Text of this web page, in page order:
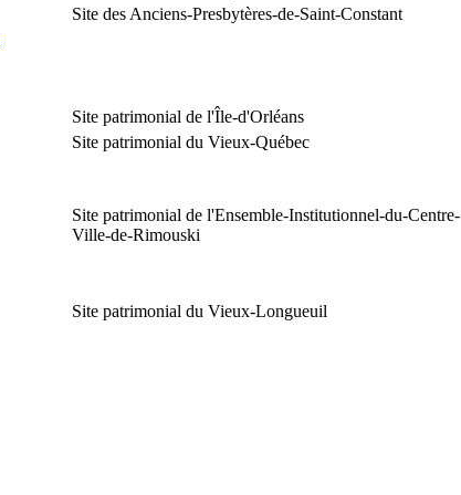
Site des Anciens-Presbytères-de-Saint-Constant
Site patrimonial de l'Île-d'Orléans
Site patrimonial du Vieux-Québec
Site patrimonial de l'Ensemble-Institutionnel-du-Centre-
Ville-de-Rimouski
Site patrimonial du Vieux-Longueuil